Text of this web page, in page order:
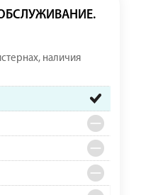
наличия